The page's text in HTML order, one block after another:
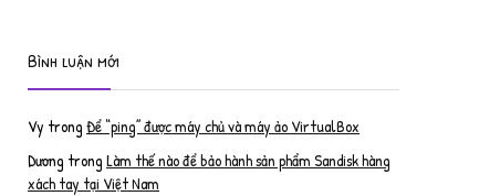
Bình luận mới
Vy trongĐể “ping” được máy chủ và máy ảo VirtualBox
Dương trongLàm thế nào để bảo hành sản phẩm Sandisk hàng
xách tay tại Việt Nam